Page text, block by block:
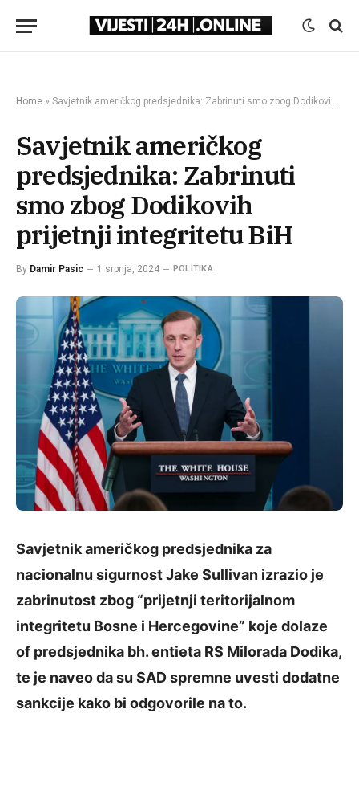
Home » Savjetnik američkog predsjednika: Zabrinuti smo zbog Dodikovih prijetnji integritetu BiH
Savjetnik američkog
predsjednika: Zabrinuti
smo zbog Dodikovih
prijetnji integritetu BiH
By Damir Pasic 1 srpnja, 2024 POLITIKA
Savjetnik američkog predsjednika za
nacionalnu sigurnost Jake Sullivan izrazio je
zabrinutost zbog “prijetnji teritorijalnom
integritetu Bosne i Hercegovine” koje dolaze
of predsjednika bh. entieta RS Milorada Dodika,
te je naveo da su SAD spremne uvesti dodatne
sankcije kako bi odgovorile na to.